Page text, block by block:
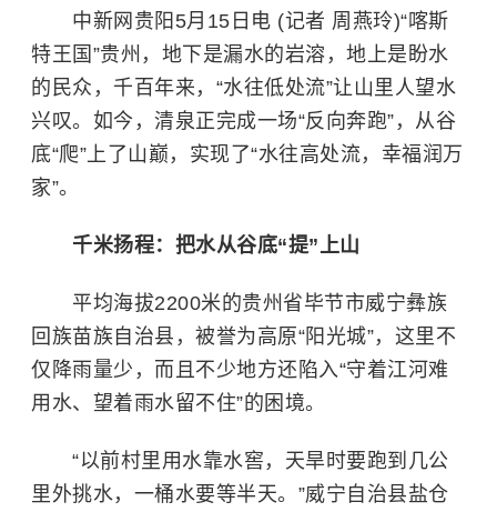
中新网贵阳5月15日电 (记者 周燕玲)“喀斯
特王国”贵州，地下是漏水的岩溶，地上是盼水
的民众，千百年来，“水往低处流”让山里人望水
兴叹。如今，清泉正完成一场“反向奔跑”，从谷
底“爬”上了山巅，实现了“水往高处流，幸福润万
家”。
千米扬程：把水从谷底“提”上山
平均海拔2200米的贵州省毕节市威宁彝族
回族苗族自治县，被誉为高原“阳光城”，这里不
仅降雨量少，而且不少地方还陷入“守着江河难
用水、望着雨水留不住”的困境。
“以前村里用水靠水窖，天旱时要跑到几公
里外挑水，一桶水要等半天。”威宁自治县盐仓